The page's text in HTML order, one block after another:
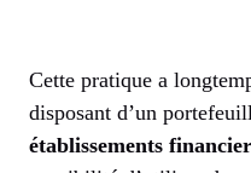
Cette pratique a
disposant d’un
établissements